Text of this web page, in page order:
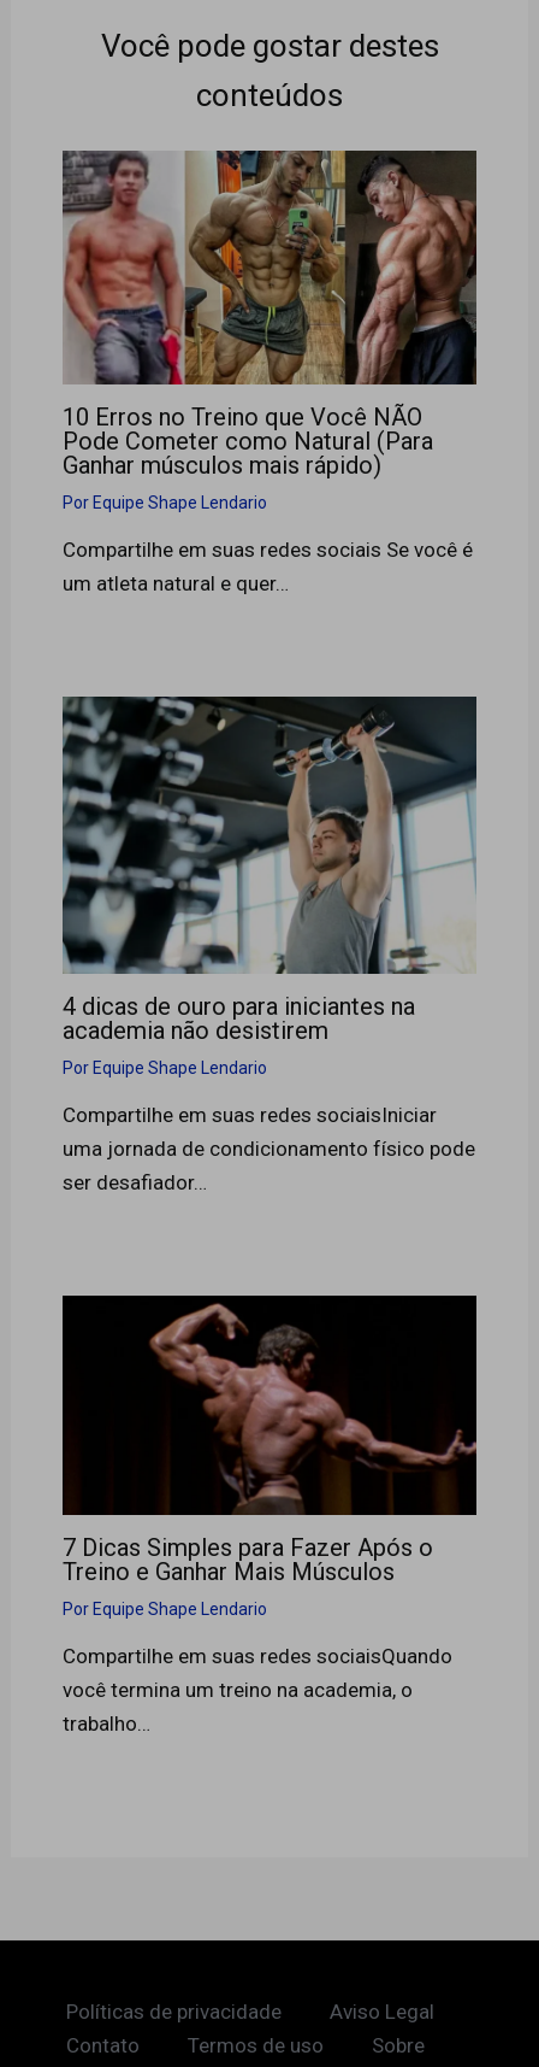
Você pode gostar destes
conteúdos
10 Erros no Treino que Você NÃO
Pode Cometer como Natural (Para
Ganhar músculos mais rápido)
Por Equipe Shape Lendario
Compartilhe em suas redes sociais Se você é
um atleta natural e quer…
4 dicas de ouro para iniciantes na
academia não desistirem
Por Equipe Shape Lendario
Compartilhe em suas redes sociaisIniciar
uma jornada de condicionamento físico pode
ser desafiador…
7 Dicas Simples para Fazer Após o
Treino e Ganhar Mais Músculos
Por Equipe Shape Lendario
Compartilhe em suas redes sociaisQuando
você termina um treino na academia, o
trabalho…
Políticas de privacidade
Aviso Legal
Contato
Termos de uso Sobre